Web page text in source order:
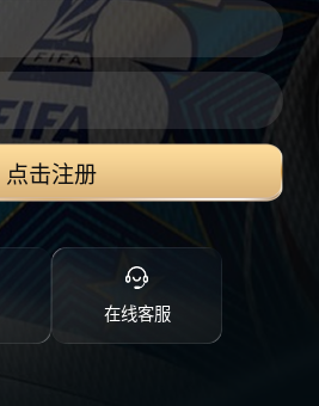
点击注册
在线客服